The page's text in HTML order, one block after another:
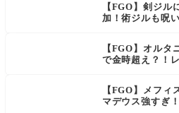
【FGO】剣ジル
加！術ジルも呪
【FGO】オルタ
で金時超え？！
【FGO】メフィ
マデウス強すぎ